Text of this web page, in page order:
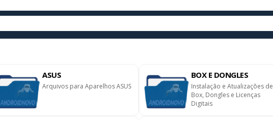
ASUS
Arquivos para Aparelhos ASUS
BOX E DONGLES
Instalação e Atualizações de
Box, Dongles e Licenças
Digitais